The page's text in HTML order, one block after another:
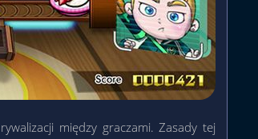
między graczami. Zasady tej